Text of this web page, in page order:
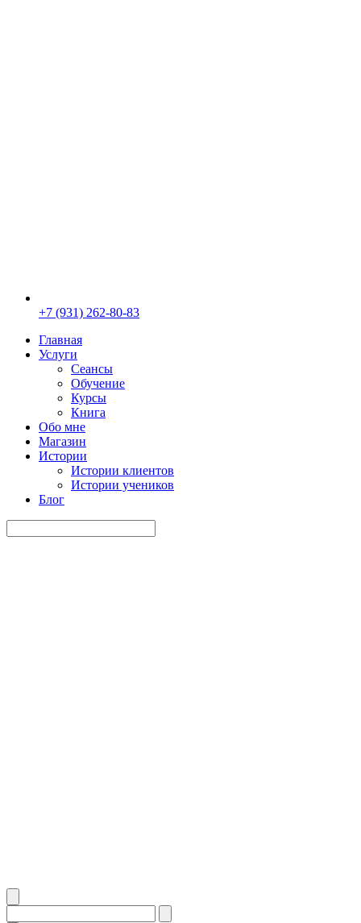
+7 (931) 262-80-83
Главная
Услуги
Сеансы
Обучение
Курсы
Книга
Обо мне
Магазин
Истории
Истории клиентов
Истории учеников
Блог